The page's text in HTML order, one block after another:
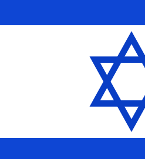
Trasferimenti di denaro